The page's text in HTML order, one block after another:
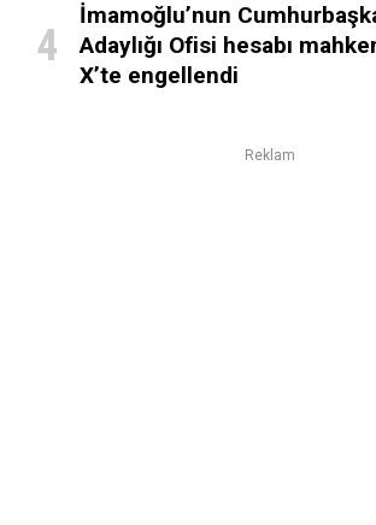
İmamoğlu’nun
Adaylığı Ofisi hesabı
X’te engellendi
Reklam